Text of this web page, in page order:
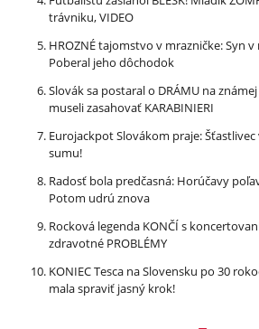
trávniku, VIDEO
HROZNÉ tajomstvo v mrazničke: Syn
Poberal jeho dôchodok
Slovák sa postaral o DRÁMU na
museli zasahovať KARABINIERI
Eurojackpot Slovákom praje: Šťastlivec
sumu!
Radosť bola predčasná: Horúčavy
Potom udrú znova
Rocková legenda KONČÍ s
zdravotné PROBLÉMY
KONIEC Tesca na Slovensku po 30
mala spraviť jasný krok!